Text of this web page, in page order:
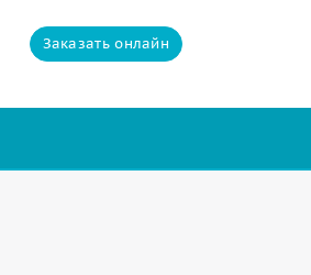
Заказать онлайн